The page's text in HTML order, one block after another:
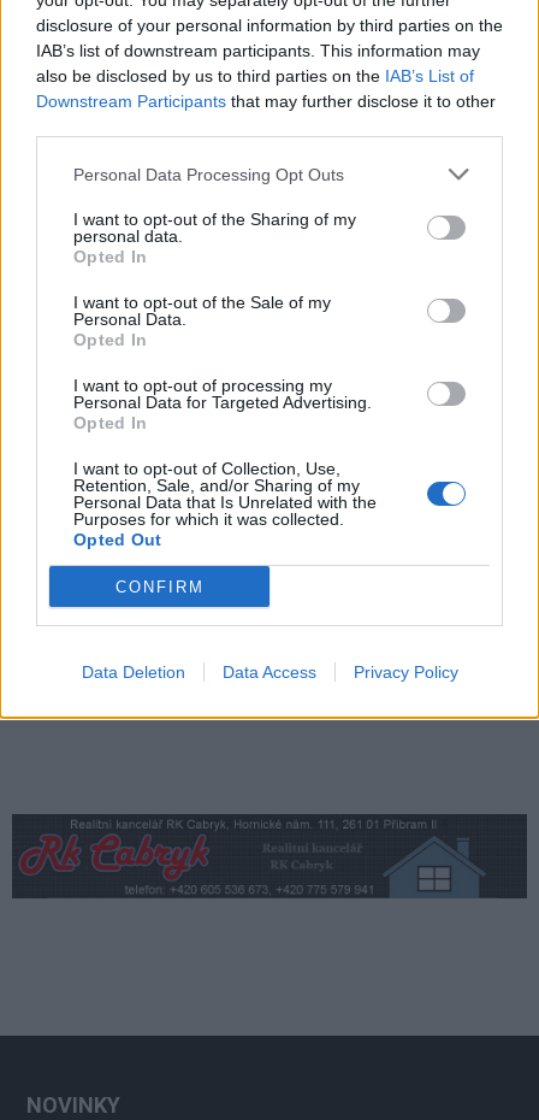
disclosure of your personal information by third parties on the
IAB’s list of downstream participants. This information may
also be disclosed by us to third parties on the IAB’s List of
Downstream Participants that may further disclose it to other
Personal Data Processing Opt Outs
I want to opt-out of the Sharing of my
personal data.
Opted In
I want to opt-out of the Sale of my
Personal Data.
Opted In
I want to opt-out of processing my
Personal Data for Targeted Advertising.
Opted In
I want to opt-out of Collection, Use,
Retention, Sale, and/or Sharing of my
Personal Data that Is Unrelated with the
Purposes for which it was collected.
Opted Out
CONFIRM
Data Deletion Data Access Privacy Policy
Předchozí článek
Foto dne: Lávka na Padák se už
Následující článek
Fotogalerie: Žežické dýňování
VÍCE OD AUTORA
Většina koupališť na Příbramsku nabízí
výborné podmínky. Horší voda je jen na
Zpravodajství
Příbram modernizuje parkovací automaty.
Středočeský kraj upravil pravidla soutěže.
Obce nově získají body i za předcházení
vzniku odpadu
NOVINKY